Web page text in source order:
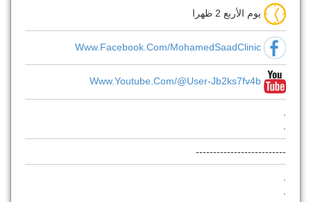
يوم الأربع 2 ظهرا
Www.facebook.com/MohamedSaadClinic
Www.youtube.com/@user-Jb2ks7fv4b
--------------------------